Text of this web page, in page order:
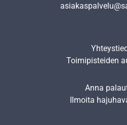
Toimipisteiden
Anna
Ilmoita